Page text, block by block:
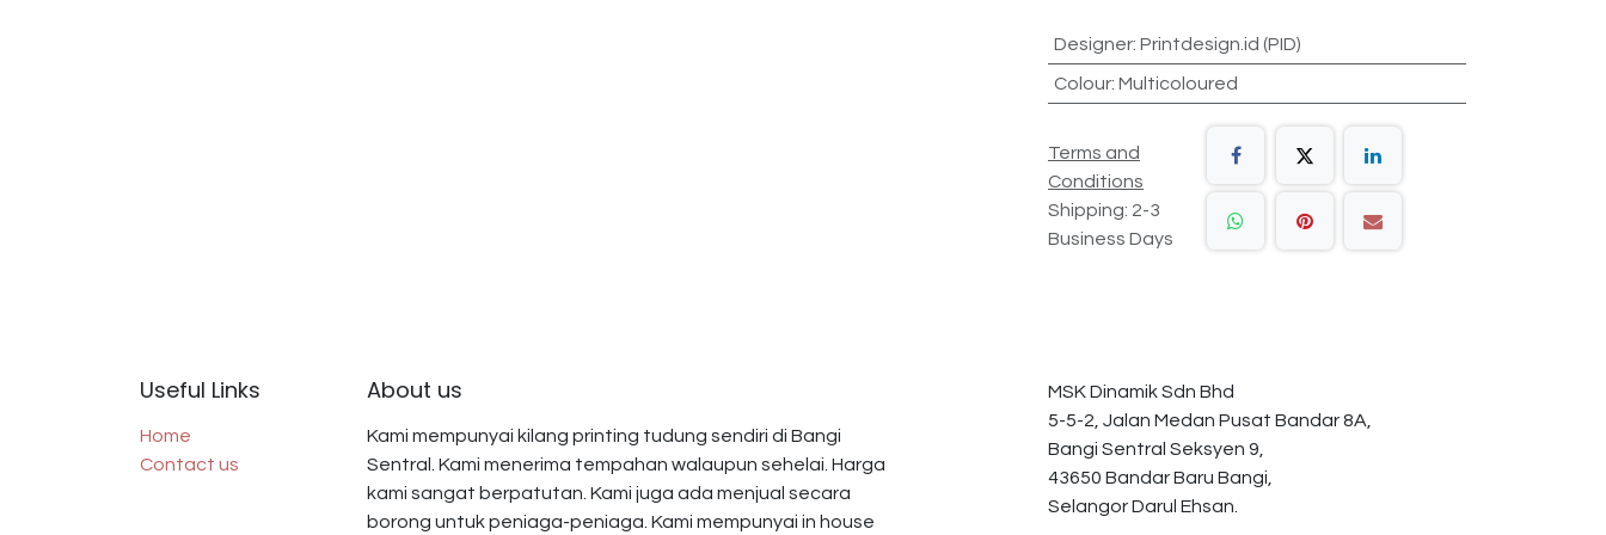
Designer: Printdesign.id (PID)
Colour: Multicoloured
Terms and
Conditions
Shipping: 2-3
Business Days
Useful Links
Home
Contact us
About us
Kami mempunyai kilang printing tudung sendiri di Bangi
Sentral. Kami menerima tempahan walaupun sehelai. Harga
kami sangat berpatutan. Kami juga ada menjual secara
borong untuk peniaga-peniaga. Kami mempunyai in house
MSK Dinamik Sdn Bhd
5-5-2, Jalan Medan Pusat Bandar 8A,
Bangi Sentral Seksyen 9,
43650 Bandar Baru Bangi,
Selangor Darul Ehsan.